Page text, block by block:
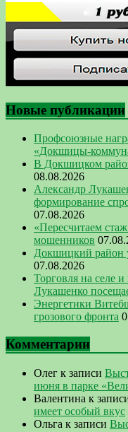
Новые публикации
Профсоюзные
«Докшицы-
В Докшицком
08.08.2026
Александр
формирование
07.08.2026
«Пересчитаем
мошенников
Докшицкий район
07.08.2026
Торговля на селе
Лукашенко
Энергетики
грозового фронта
Комментарии
Олег к записи
июня в парке
Валентина к
имеет особый вкус
Ольга к записи